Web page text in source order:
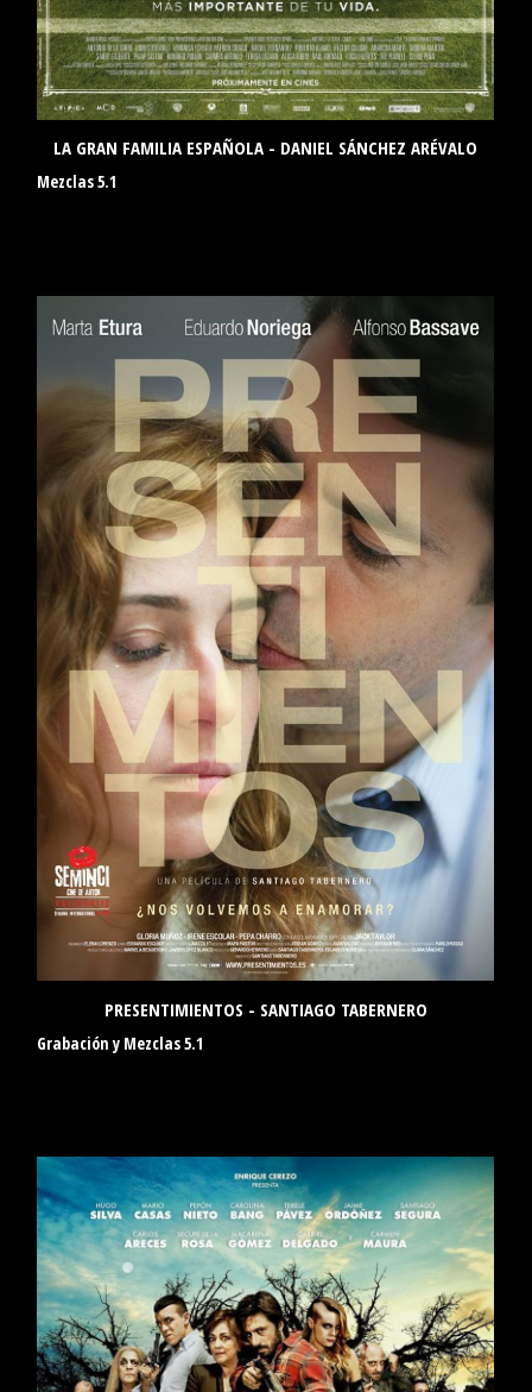
LA GRAN FAMILIA ESPAÑOLA - DANIEL SÁNCHEZ ARÉVALO
Mezclas 5.1
PRESENTIMIENTOS - SANTIAGO TABERNERO
Grabación y Mezclas 5.1